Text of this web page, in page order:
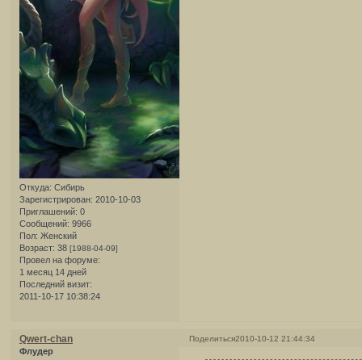
Откуда: Сибирь
Зарегистрирован: 2010-10-03
Приглашений: 0
Сообщений: 9966
Пол: Женский
Возраст: 38 [1988-04-09]
Провел на форуме:
1 месяц 14 дней
Последний визит:
2011-10-17 10:38:24
Поделиться2010-10-12 21:44:34
Qwert-chan
Флудер